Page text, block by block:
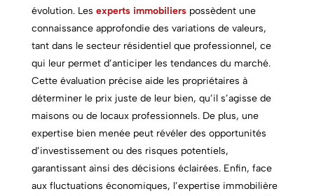
évolution. Les experts immobiliers possèdent une
connaissance approfondie des variations de valeurs,
tant dans le secteur résidentiel que professionnel, ce
qui leur permet d’anticiper les tendances du marché.
Cette évaluation précise aide les propriétaires à
déterminer le prix juste de leur bien, qu’il s’agisse de
maisons ou de locaux professionnels. De plus, une
expertise bien menée peut révéler des opportunités
d’investissement ou des risques potentiels,
garantissant ainsi des décisions éclairées. Enfin, face
aux fluctuations économiques, l’expertise immobilière